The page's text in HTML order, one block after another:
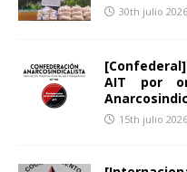
30th julio 2026
AIT por
15th julio 2026